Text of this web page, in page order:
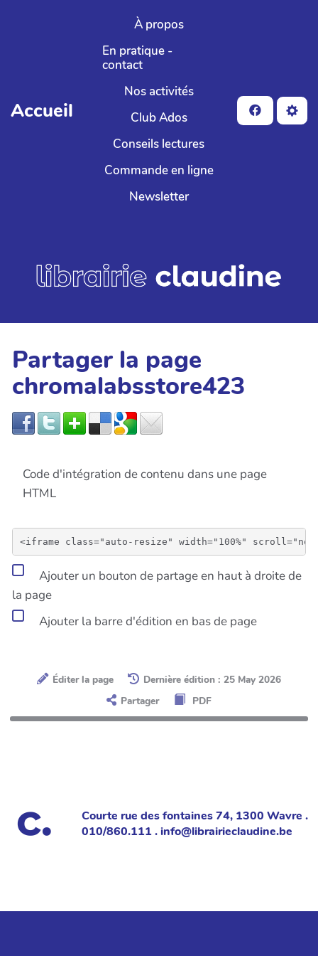
Aller au contenu principal
Accueil
À propos
En pratique -
contact
Nos activités
Club Ados
Conseils lectures
Commande en ligne
Newsletter
Partager la page
chromalabsstore423
Code d'intégration de contenu dans une page
HTML
Ajouter un bouton de partage en haut à droite de
la page
Ajouter la barre d'édition en bas de page
Éditer la page
Dernière édition : 25 May 2026
Partager
PDF
Courte rue des fontaines 74, 1300 Wavre .
010/860.111 . info@librairieclaudine.be